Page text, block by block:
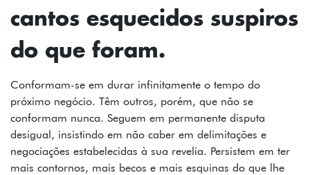
TÉCNICA
cantos esquecidos suspiros
do que foram.
Conformam-se em durar infinitamente o tempo do
próximo negócio. Têm outros, porém, que não se
conformam nunca. Seguem em permanente disputa
desigual, insistindo em não caber em delimitações e
negociações estabelecidas à sua revelia. Persistem em ter
mais contornos, mais becos e mais esquinas do que lhe